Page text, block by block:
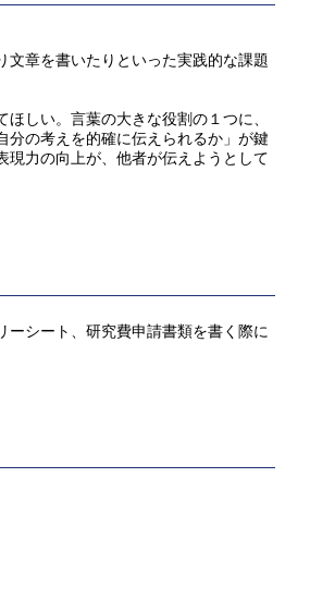
文章を書いたりといった実践的な課題
しい。言葉の大きな役割の１つに、
分の考えを的確に伝えられるか」が鍵
現力の向上が、他者が伝えようとして
シート、研究費申請書類を書く際に